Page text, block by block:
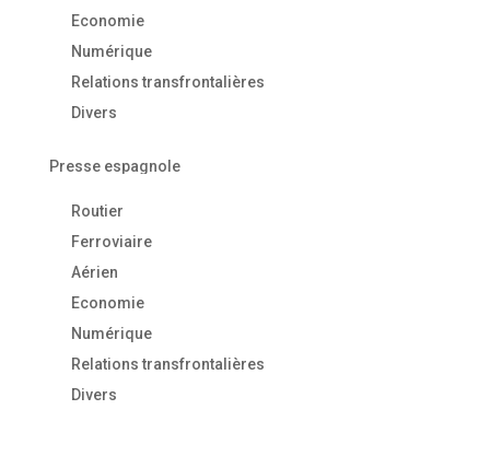
Economie
Numérique
Relations transfrontalières
Divers
Presse espagnole
Routier
Ferroviaire
Aérien
Economie
Numérique
Relations transfrontalières
Divers